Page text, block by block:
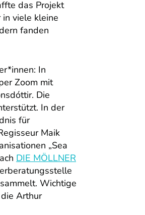
das Projekt
viele kleine
fanden
In
Zoom mit
Die
In der
für
Maik
„Sea
DIE MÖLLNER
Wichtige
Arthur